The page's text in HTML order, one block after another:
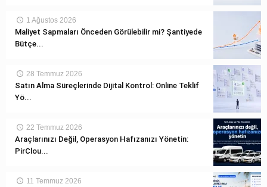
1 Ağustos 2026
Maliyet Sapmaları Önceden Görülebilir mi? Şantiyede
Bütçe...
28 Temmuz 2026
Satın Alma Süreçlerinde Dijital Kontrol: Online Teklif
Yö...
22 Temmuz 2026
Araçlarınızı Değil, Operasyon Hafızanızı Yönetin:
PirClou...
11 Temmuz 2026